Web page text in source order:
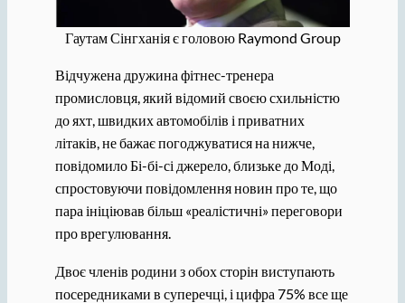
Гаутам Сінгханія є головою Raymond Group
Відчужена дружина фітнес-тренера
промисловця, який відомий своєю схильністю
до яхт, швидких автомобілів і приватних
літаків, не бажає погоджуватися на нижче,
повідомило Бі-бі-сі джерело, близьке до Моді,
спростовуючи повідомлення новин про те, що
пара ініціював більш «реалістичні» переговори
про врегулювання.
Двоє членів родини з обох сторін виступають
посередниками в суперечці, і цифра 75% все ще